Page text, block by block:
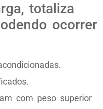
totaliza
ocorrer
com peso superior